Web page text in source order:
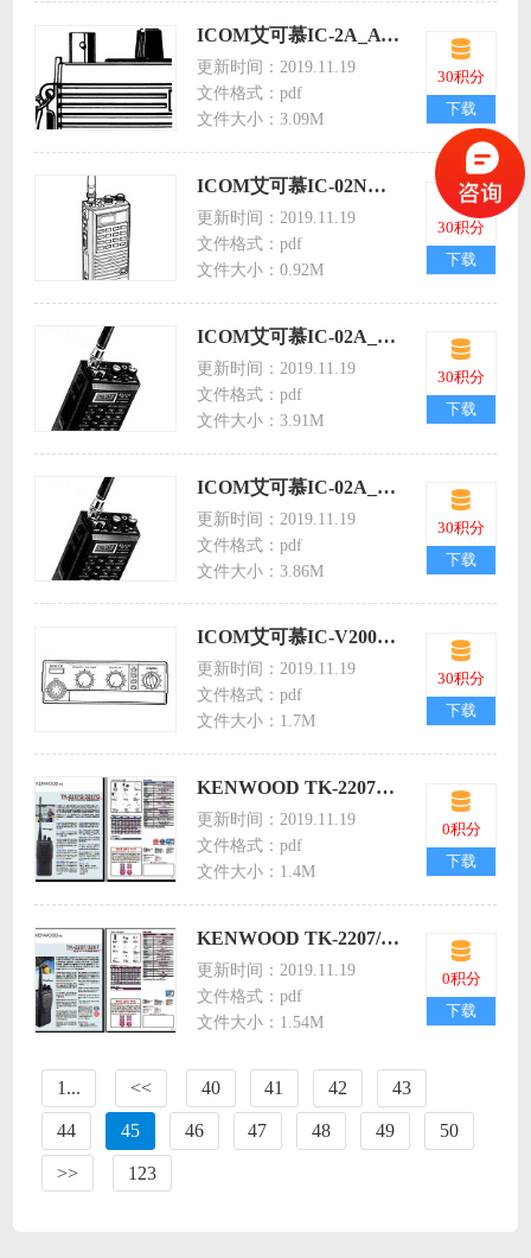
ICOM艾可慕IC-2A_AT_E业余手持对讲机icom2a/at/e英文说明书
更新时间：2019.11.19
文件格式：pdf
文件大小：3.09M
30积分
下载
ICOM艾可慕IC-02N业余手持对讲机icom02n英文说明书
更新时间：2019.11.19
文件格式：pdf
文件大小：0.92M
30积分
下载
ICOM艾可慕IC-02A_AT_E业余手持对讲机icom02a/at/e英文说明书
更新时间：2019.11.19
文件格式：pdf
文件大小：3.91M
30积分
下载
ICOM艾可慕IC-02A_AT业余手持对讲机icom02a/at英文说明书
更新时间：2019.11.19
文件格式：pdf
文件大小：3.86M
30积分
下载
ICOM艾可慕IC-V200_U200车载电台icomv200/u200英文说明书
更新时间：2019.11.19
文件格式：pdf
文件大小：1.7M
30积分
下载
KENWOOD TK-2207G/3207G对讲机中文彩页下载
更新时间：2019.11.19
文件格式：pdf
文件大小：1.4M
0积分
下载
KENWOOD TK-2207/3207对讲机中文彩页下载
更新时间：2019.11.19
文件格式：pdf
文件大小：1.54M
0积分
下载
1... << 40 41 42 43
44 45 46 47 48 49 50
>> 123